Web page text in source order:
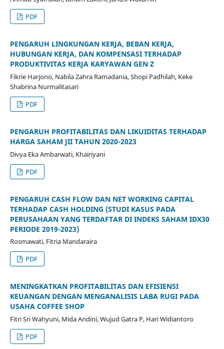
PDF
PENGARUH LINGKUNGAN KERJA, BEBAN KERJA,
HUBUNGAN KERJA, DAN KOMPENSASI TERHADAP
PRODUKTIVITAS KERJA KARYAWAN GEN Z
Fikrie Harjono, Nabila Zahra Ramadania, Shopi Padhilah, Keke
Shabrina Nurmalitasari
PDF
PENGARUH PROFITABILITAS DAN LIKUIDITAS TERHADAP
HARGA SAHAM JII TAHUN 2020-2023
Divya Eka Ambarwati, Khairiyani
PDF
PENGARUH CASH FLOW DAN NET WORKING CAPITAL
TERHADAP CASH HOLDING (STUDI KASUS PADA
PERUSAHAAN YANG TERDAFTAR DI INDEKS SAHAM IDX30
PERIODE 2019-2023)
Rosmawati, Fitria Mandaraira
PDF
MENINGKATKAN PROFITABILITAS DAN EFISIENSI
KEUANGAN DENGAN MENGANALISIS LABA RUGI PADA
USAHA COFFEE SHOP
Fitri Sri Wahyuni, Mida Andini, Wujud Gatra P, Hari Widiantoro
PDF